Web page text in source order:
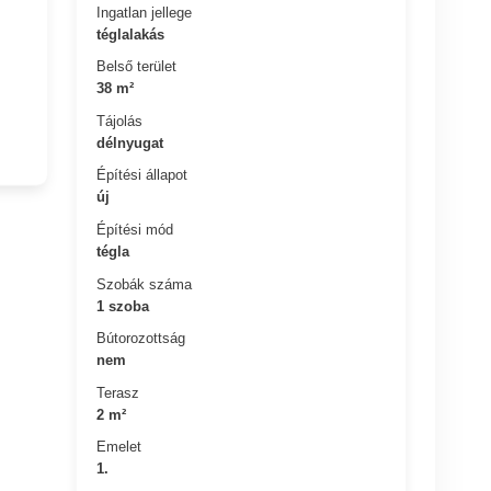
Ingatlan jellege
téglalakás
Belső terület
38 m²
Tájolás
délnyugat
Építési állapot
új
Építési mód
tégla
Szobák száma
1 szoba
Bútorozottság
nem
Terasz
2 m²
Emelet
1.